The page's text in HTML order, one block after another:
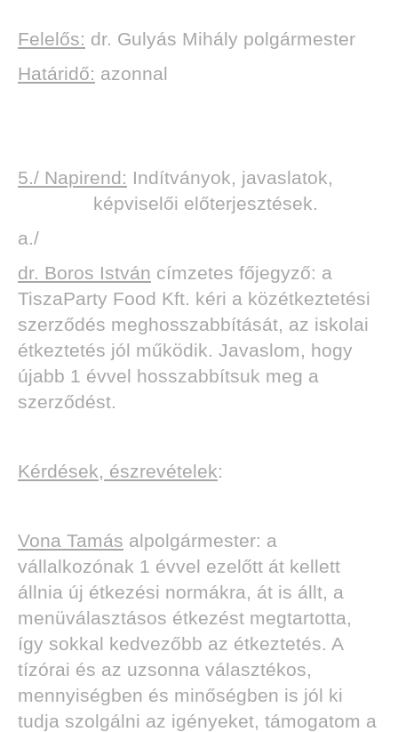
Felelős: dr. Gulyás Mihály polgármester
Határidő: azonnal
5./ Napirend: Indítványok, javaslatok,
képviselői előterjesztések.
a./
dr. Boros István címzetes főjegyző: a
TiszaParty Food Kft. kéri a közétkeztetési
szerződés meghosszabbítását, az iskolai
étkeztetés jól működik. Javaslom, hogy
újabb 1 évvel hosszabbítsuk meg a
szerződést.
Kérdések, észrevételek:
Vona Tamás alpolgármester: a
vállalkozónak 1 évvel ezelőtt át kellett
állnia új étkezési normákra, át is állt, a
menüválasztásos étkezést megtartotta,
így sokkal kedvezőbb az étkeztetés. A
tízórai és az uzsonna választékos,
mennyiségben és minőségben is jól ki
tudja szolgálni az igényeket, támogatom a